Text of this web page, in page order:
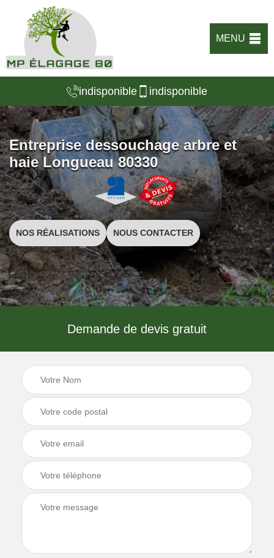
MENU
indisponible indisponible
Entreprise dessouchage arbre et
haie Longueau 80330
NOS RÉALISATIONS NOUS CONTACTER
Demande de devis gratuit